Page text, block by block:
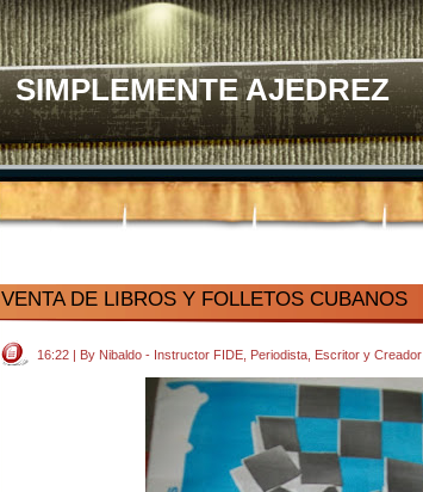
SIMPLEMENTE AJEDREZ
VENTA DE LIBROS Y FOLLETOS CUBANOS
16:22 | By Nibaldo - Instructor FIDE, Periodista, Escritor y Creador